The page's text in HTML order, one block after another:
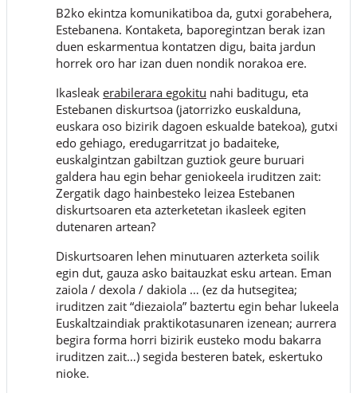
B2ko ekintza komunikatiboa da, gutxi gorabehera,
Estebanena. Kontaketa, baporegintzan berak izan
duen eskarmentua kontatzen digu, baita jardun
horrek oro har izan duen nondik norakoa ere.
Ikasleak erabilerara egokitu nahi baditugu, eta
Estebanen diskurtsoa (jatorrizko euskalduna,
euskara oso bizirik dagoen eskualde batekoa), gutxi
edo gehiago, eredugarritzat jo badaiteke,
euskalgintzan gabiltzan guztiok geure buruari
galdera hau egin behar geniokeela iruditzen zait:
Zergatik dago hainbesteko leizea Estebanen
diskurtsoaren eta azterketetan ikasleek egiten
dutenaren artean?
Diskurtsoaren lehen minutuaren azterketa soilik
egin dut, gauza asko baitauzkat esku artean. Eman
zaiola / dexola / dakiola … (ez da hutsegitea;
iruditzen zait “diezaiola” baztertu egin behar lukeela
Euskaltzaindiak praktikotasunaren izenean; aurrera
begira forma horri bizirik eusteko modu bakarra
iruditzen zait…) segida besteren batek, eskertuko
nioke.